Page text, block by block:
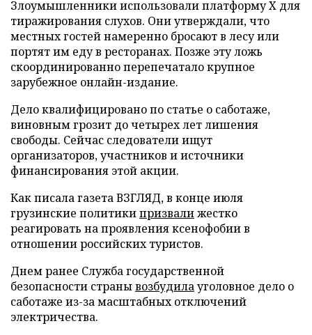
Злоумышленники использовали платформу X для
тиражирования слухов. Они утверждали, что
местных гостей намеренно бросают в лесу или
портят им еду в ресторанах. Позже эту ложь
скоординированно перепечатало крупное
зарубежное онлайн-издание.
Дело квалифицировано по статье о саботаже,
виновным грозит до четырех лет лишения
свободы. Сейчас следователи ищут
организаторов, участников и источники
финансирования этой акции.
Как писала газета ВЗГЛЯД, в конце июля
грузинские политикипризвалижестко
реагировать на проявления ксенофобии в
отношении российских туристов.
Днем ранее Служба государственной
безопасности странывозбудилауголовное дело о
саботаже из-за масштабных отключений
электричества.